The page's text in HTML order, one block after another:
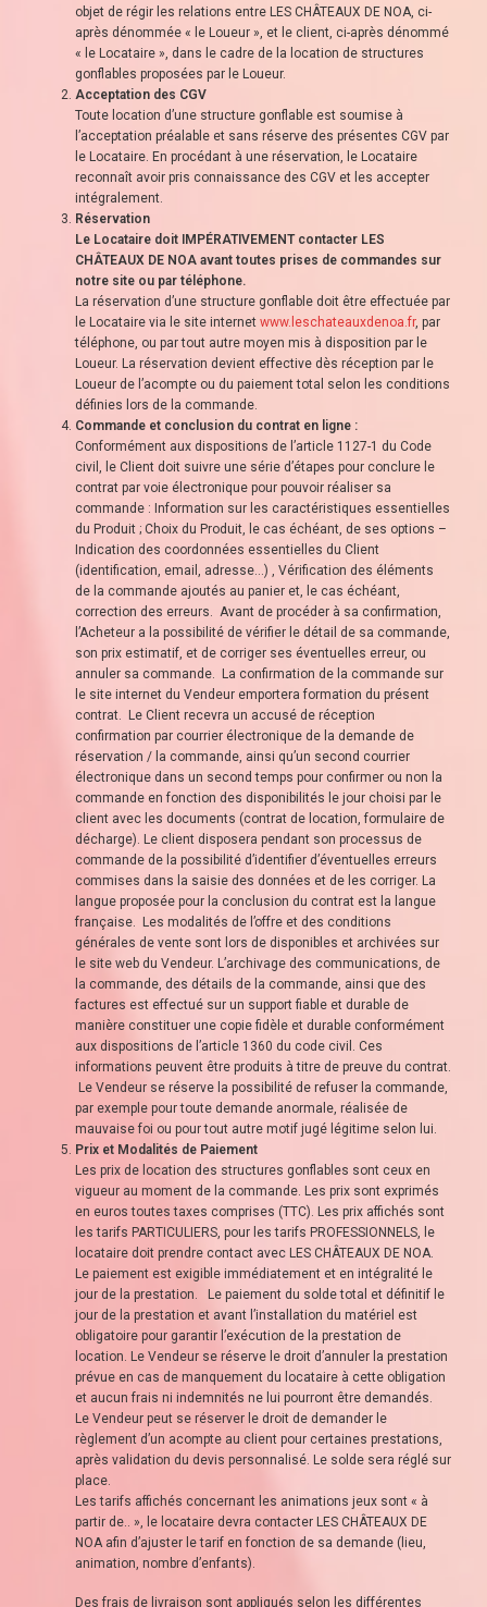
objet de régir les relations entre LES CHÂTEAUX DE NOA, ci-
après dénommée « le Loueur », et le client, ci-après dénommé
« le Locataire », dans le cadre de la location de structures
gonflables proposées par le Loueur.
Acceptation des CGV
Toute location d’une structure gonflable est soumise à
l’acceptation préalable et sans réserve des présentes CGV par
le Locataire. En procédant à une réservation, le Locataire
reconnaît avoir pris connaissance des CGV et les accepter
intégralement.
Réservation
Le Locataire doit IMPÉRATIVEMENT contacter LES
CHÂTEAUX DE NOA avant toutes prises de commandes sur
notre site ou par téléphone.
La réservation d’une structure gonflable doit être effectuée par
le Locataire via le site internet www.leschateauxdenoa.fr, par
téléphone, ou par tout autre moyen mis à disposition par le
Loueur. La réservation devient effective dès réception par le
Loueur de l’acompte ou du paiement total selon les conditions
définies lors de la commande.
Commande et conclusion du contrat en ligne :
Conformément aux dispositions de l’article 1127-1 du Code
civil, le Client doit suivre une série d’étapes pour conclure le
contrat par voie électronique pour pouvoir réaliser sa
commande : Information sur les caractéristiques essentielles
du Produit ; Choix du Produit, le cas échéant, de ses options –
Indication des coordonnées essentielles du Client
(identification, email, adresse…) , Vérification des éléments
de la commande ajoutés au panier et, le cas échéant,
correction des erreurs. Avant de procéder à sa confirmation,
l’Acheteur a la possibilité de vérifier le détail de sa commande,
son prix estimatif, et de corriger ses éventuelles erreur, ou
annuler sa commande. La confirmation de la commande sur
le site internet du Vendeur emportera formation du présent
contrat. Le Client recevra un accusé de réception
confirmation par courrier électronique de la demande de
réservation / la commande, ainsi qu’un second courrier
électronique dans un second temps pour confirmer ou non la
commande en fonction des disponibilités le jour choisi par le
client avec les documents (contrat de location, formulaire de
décharge). Le client disposera pendant son processus de
commande de la possibilité d’identifier d’éventuelles erreurs
commises dans la saisie des données et de les corriger. La
langue proposée pour la conclusion du contrat est la langue
française. Les modalités de l’offre et des conditions
générales de vente sont lors de disponibles et archivées sur
le site web du Vendeur. L’archivage des communications, de
la commande, des détails de la commande, ainsi que des
factures est effectué sur un support fiable et durable de
manière constituer une copie fidèle et durable conformément
aux dispositions de l’article 1360 du code civil. Ces
informations peuvent être produits à titre de preuve du contrat.
Le Vendeur se réserve la possibilité de refuser la commande,
par exemple pour toute demande anormale, réalisée de
mauvaise foi ou pour tout autre motif jugé légitime selon lui.
Prix et Modalités de Paiement
Les prix de location des structures gonflables sont ceux en
vigueur au moment de la commande. Les prix sont exprimés
en euros toutes taxes comprises (TTC). Les prix affichés sont
les tarifs PARTICULIERS, pour les tarifs PROFESSIONNELS, le
locataire doit prendre contact avec LES CHÂTEAUX DE NOA.
Le paiement est exigible immédiatement et en intégralité le
jour de la prestation. Le paiement du solde total et définitif le
jour de la prestation et avant l’installation du matériel est
obligatoire pour garantir l’exécution de la prestation de
location. Le Vendeur se réserve le droit d’annuler la prestation
prévue en cas de manquement du locataire à cette obligation
et aucun frais ni indemnités ne lui pourront être demandés.
Le Vendeur peut se réserver le droit de demander le
règlement d’un acompte au client pour certaines prestations,
après validation du devis personnalisé. Le solde sera réglé sur
place.
Les tarifs affichés concernant les animations jeux sont « à
partir de.. », le locataire devra contacter LES CHÂTEAUX DE
NOA afin d’ajuster le tarif en fonction de sa demande (lieu,
animation, nombre d’enfants).
Des frais de livraison sont appliqués selon les différentes